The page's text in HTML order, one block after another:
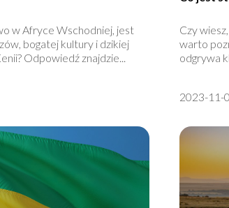
w Afryce Wschodniej, jest
bogatej kultury i dzikiej
Odpowiedź znajdzie...
Czy
warto
odgrywa
2023-11-